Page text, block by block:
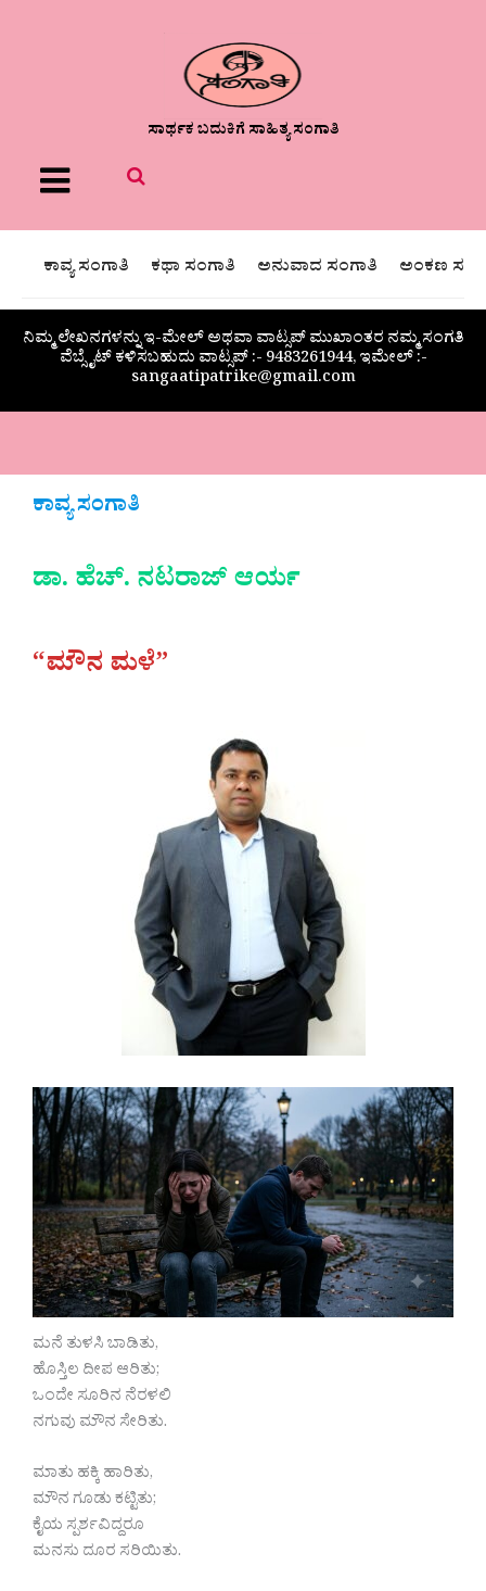
ಸಾರ್ಥಕ ಬದುಕಿಗೆ ಸಾಹಿತ್ಯ ಸಂಗಾತಿ
Menu
ಕಾವ್ಯ ಸಂಗಾತಿ ಕಥಾ ಸಂಗಾತಿ ಅನುವಾದ ಸಂಗಾತಿ ಅಂಕಣ
ನಿಮ್ಮ ಲೇಖನಗಳನ್ನು ಇ-ಮೇಲ್ ಅಥವಾ ವಾಟ್ಸಪ್ ಮುಖಾಂತರ ನಮ್ಮ ಸಂಗತಿ
ವೆಬ್ಸೈಟ್ ಕಳಿಸಬಹುದು ವಾಟ್ಸಪ್‌ :- 9483261944, ಇಮೇಲ್ :-
sangaatipatrike@gmail.com
ಕಾವ್ಯ ಸಂಗಾತಿ
ಡಾ. ಹೆಚ್. ನಟರಾಜ್ ಆರ್ಯ
“ಮೌನ ಮಳೆ”
ಮನೆ ತುಳಸಿ ಬಾಡಿತು,
ಹೊಸ್ತಿಲ ದೀಪ ಆರಿತು;
ಒಂದೇ ಸೂರಿನ ನೆರಳಲಿ
ನಗುವು ಮೌನ ಸೇರಿತು.
ಮಾತು ಹಕ್ಕಿ ಹಾರಿತು,
ಮೌನ ಗೂಡು ಕಟ್ಟಿತು;
ಕೈಯ ಸ್ಪರ್ಶವಿದ್ದರೂ
ಮನಸು ದೂರ ಸರಿಯಿತು.